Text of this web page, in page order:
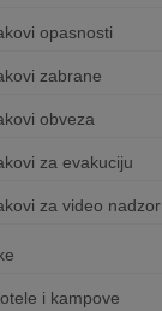
opasnosti
zabrane
obveza
za evakuciju
za video nadzor
i kampove